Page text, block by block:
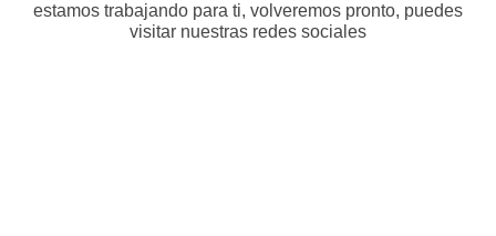
estamos trabajando para ti, volveremos pronto, puedes
visitar nuestras redes sociales